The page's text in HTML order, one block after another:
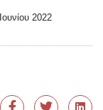
2022